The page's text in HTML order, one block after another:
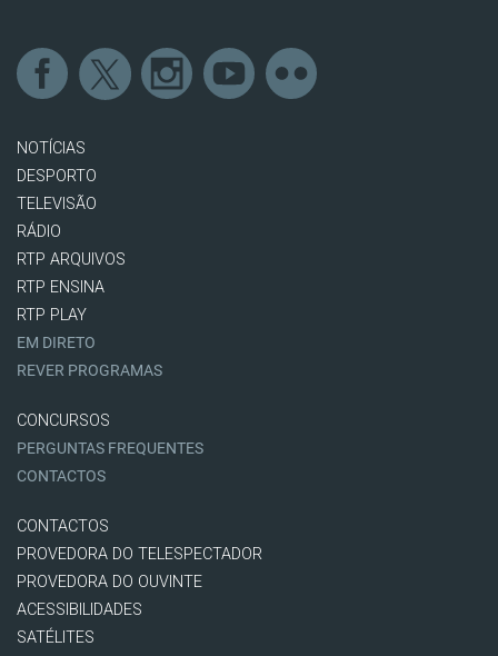
NOTÍCIAS
DESPORTO
TELEVISÃO
RÁDIO
RTP ARQUIVOS
RTP ENSINA
RTP PLAY
EM DIRETO
REVER PROGRAMAS
CONCURSOS
PERGUNTAS FREQUENTES
CONTACTOS
CONTACTOS
PROVEDORA DO TELESPECTADOR
PROVEDORA DO OUVINTE
ACESSIBILIDADES
SATÉLITES